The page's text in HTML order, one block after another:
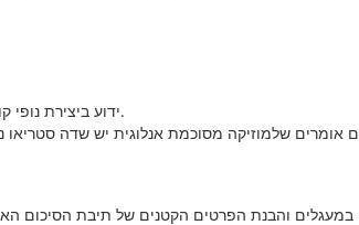
ידוע ביצירת נופי קול חמים ועשירים באמצעות עיבוד אנלוגי.